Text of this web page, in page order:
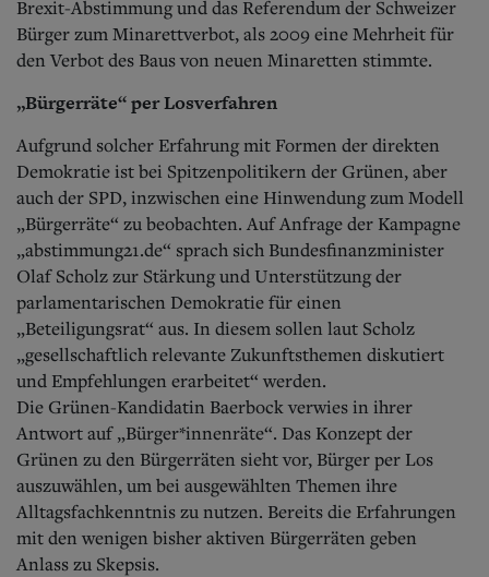
Brexit-Abstimmung und das Referendum der Schweizer
Bürger zum Minarettverbot, als 2009 eine Mehrheit für
den Verbot des Baus von neuen Minaretten stimmte.
„Bürgerräte“ per Losverfahren
Aufgrund solcher Erfahrung mit Formen der direkten
Demokratie ist bei Spitzenpolitikern der Grünen, aber
auch der SPD, inzwischen eine Hinwendung zum Modell
„Bürgerräte“ zu beobachten. Auf Anfrage der Kampagne
„abstimmung21.de“ sprach sich Bundesfinanzminister
Olaf Scholz zur Stärkung und Unterstützung der
parlamentarischen Demokratie für einen
„Beteiligungsrat“ aus. In diesem sollen laut Scholz
„gesellschaftlich relevante Zukunftsthemen diskutiert
und Empfehlungen erarbeitet“ werden.
Die Grünen-Kandidatin Baerbock verwies in ihrer
Antwort auf „Bürger*innenräte“. Das Konzept der
Grünen zu den Bürgerräten sieht vor, Bürger per Los
auszuwählen, um bei ausgewählten Themen ihre
Alltagsfachkenntnis zu nutzen. Bereits die Erfahrungen
mit den wenigen bisher aktiven Bürgerräten geben
Anlass zu Skepsis.